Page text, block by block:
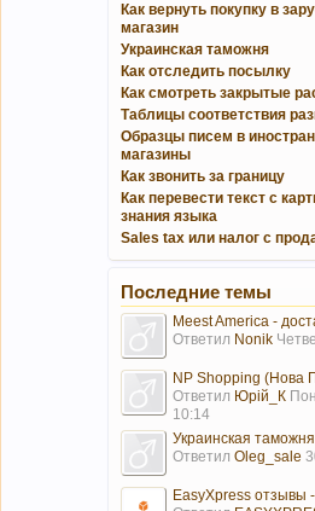
Как вернуть покупку в
магазин
Украинская таможня
Как отследить посылку
Как смотреть закрытые
Таблицы соответствия
Образцы писем в
магазины
Как звонить за границу
Как перевести текст с
знания языка
Sales tax или налог с
Последние темы
Meest America -
Ответил Nonik
NP Shopping (Нова
Ответил Юрій_К
10:14
Украинская
Ответил Oleg_sale
EasyXpress отзывы